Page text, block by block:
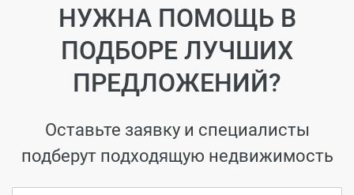
НУЖНА ПОМОЩЬ В
ПОДБОРЕ ЛУЧШИХ
ПРЕДЛОЖЕНИЙ?
Оставьте заявку и специалисты
подберут подходящую недвижимость